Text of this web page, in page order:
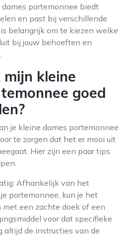
portemonnee biedt
en past bij verschillende
belangrijk om te kiezen welke
bij jouw behoeften en
mijn kleine
goed
je kleine dames portemonnee
te zorgen dat het er mooi uit
Hier zijn een paar tips
Afhankelijk van het
portemonnee, kun je het
een zachte doek of een
voor dat specifieke
altijd de instructies van de